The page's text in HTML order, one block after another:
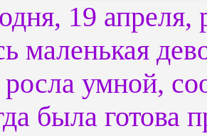
19 апреля,
маленькая
умной,
была готова